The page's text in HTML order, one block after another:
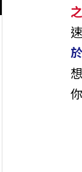
護理
片